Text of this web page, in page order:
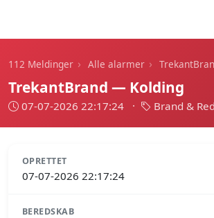
112 Meldinger › Alle alarmer ›
TrekantBrand — Kolding
07-07-2026 22:17:24 · Brand &
OPRETTET
07-07-2026 22:17:24
BEREDSKAB